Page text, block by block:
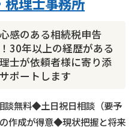
税
生前対策
調査
感のある相続税申告
30年以上の経歴がある
士が依頼者様に寄り添
ポートします
談無料◆土日祝日相談（要予
作成が得意◆現状把握と将来